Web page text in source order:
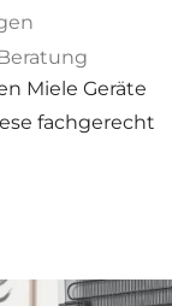
Miele Geräte
fachgerecht